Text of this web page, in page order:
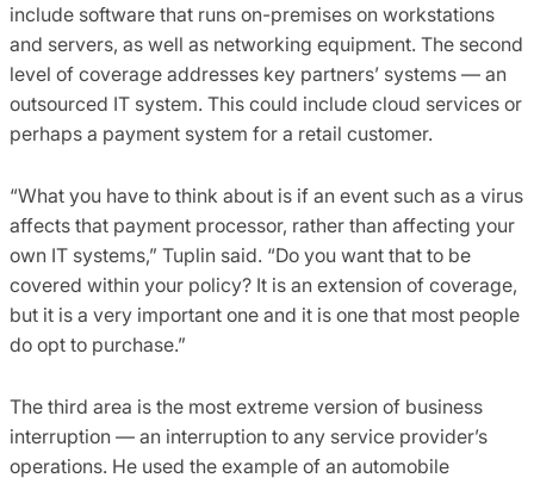
include software that runs on-premises on workstations
and servers, as well as networking equipment. The second
level of coverage addresses key partners’ systems — an
outsourced IT system. This could include cloud services or
perhaps a payment system for a retail customer.
“What you have to think about is if an event such as a virus
affects that payment processor, rather than affecting your
own IT systems,” Tuplin said. “Do you want that to be
covered within your policy? It is an extension of coverage,
but it is a very important one and it is one that most people
do opt to purchase.”
The third area is the most extreme version of business
interruption — an interruption to any service provider’s
operations. He used the example of an automobile